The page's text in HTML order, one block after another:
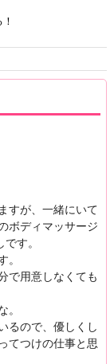
すが、一緒にいて
ボディマッサージ
す。
。
で用意しなくても
。
るので、優しくし
てつけの仕事と思